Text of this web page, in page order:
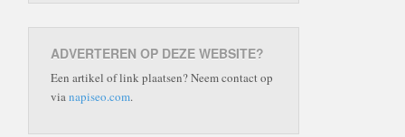
ADVERTEREN OP DEZE WEBSITE?
Een artikel of link plaatsen? Neem contact op
vianapiseo.com.